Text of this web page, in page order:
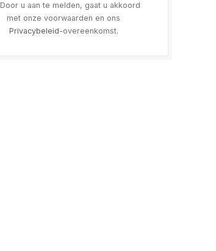
Door u aan te melden, gaat u akkoord
met onze voorwaarden en ons
Privacybeleid-overeenkomst.